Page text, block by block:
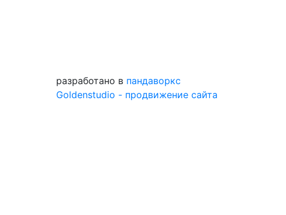
разработано в пандаворкс
Goldenstudio - продвижение сайта